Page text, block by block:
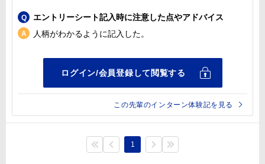
エントリーシート記入時に注意した点やアドバイス
人柄がわかるように記入した。
この先輩のインターン体験記を見る
1